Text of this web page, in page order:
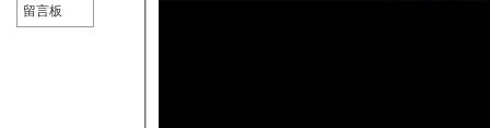
留言板